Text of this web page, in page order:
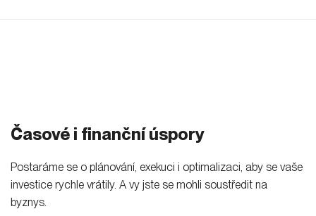
Časové i finanční úspory
Postaráme se o plánování, exekuci i optimalizaci, aby se vaše
investice rychle vrátily. A vy jste se mohli soustředit na
byznys.